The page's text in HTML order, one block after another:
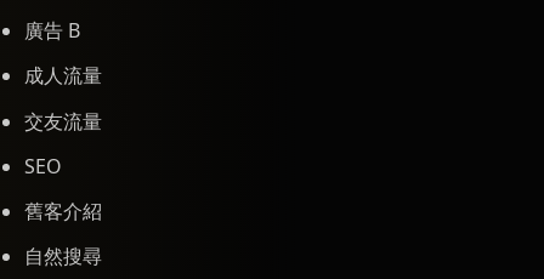
廣告 B
成人流量
交友流量
SEO
舊客介紹
自然搜尋